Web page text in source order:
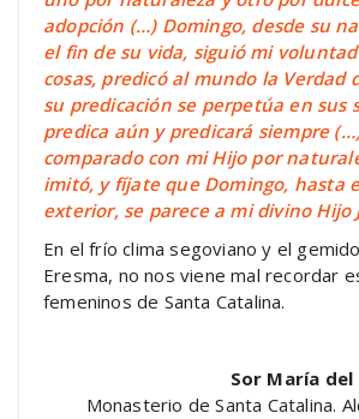
adopción (…) Domingo, desde su
el fin de su vida, siguió mi
cosas, predicó al mundo la Verdad
su predicación se perpetúa en sus
predica aún y predicará siempre
comparado con mi Hijo por
imitó, y fíjate que Domingo, hasta
exterior, se parece a mi divino Hijo
En el frío clima segoviano y el
Eresma, no nos viene mal recordar
femeninos de Santa Catalina.
Sor María
Monasterio de Santa Catalina.